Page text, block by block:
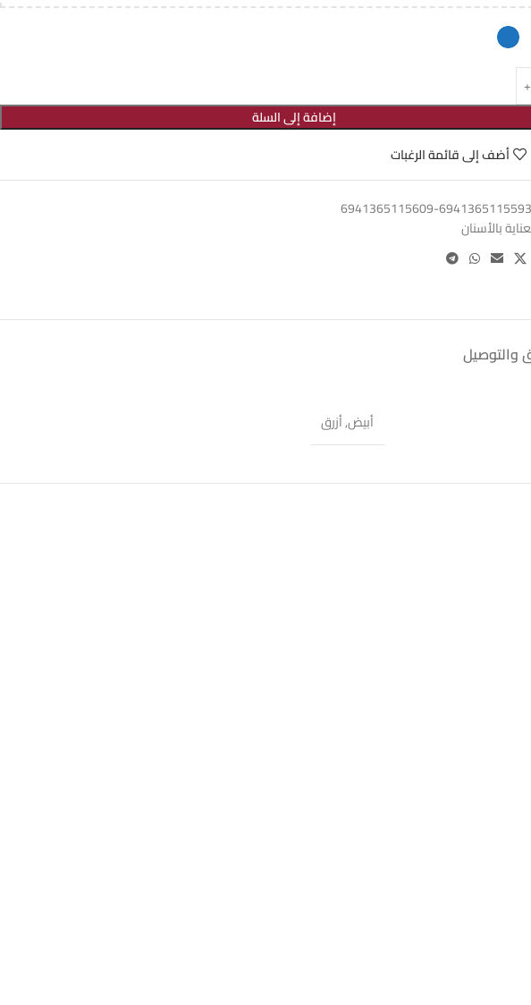
إضافة إلى السلة
أضف إلى قائمة الرغبات
6941365115593-6941365115609
بالأسنان
والتوصيل
أبيض,أزرق